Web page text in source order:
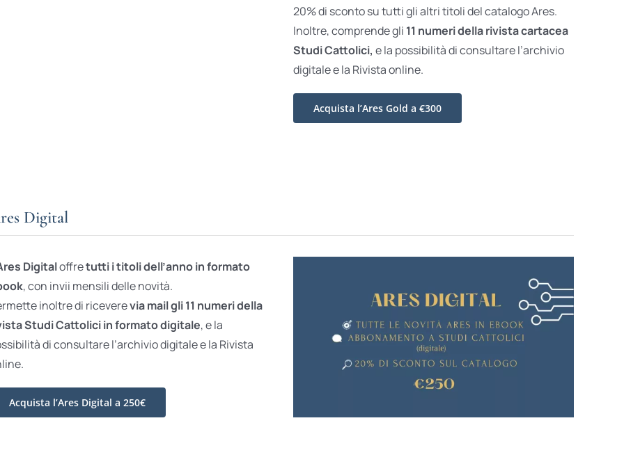
20% di sconto su tutti gli altri titoli del catalogo Ares.
Inoltre, comprende gli 11 numeri della rivista cartacea
Studi Cattolici, e la possibilità di consultare l’archivio
digitale e la Rivista online.
Acquista l’Ares Gold a €300
Digital
Digitaloffretutti i titoli dell’anno in formato
, con invii mensili delle novità.
inoltre di riceverevia mail gli 11 numeri della
Studi Cattolici in formato digitale, e la
di consultare l’archivio digitale e la Rivista
Acquista l’Ares Digital a 250€